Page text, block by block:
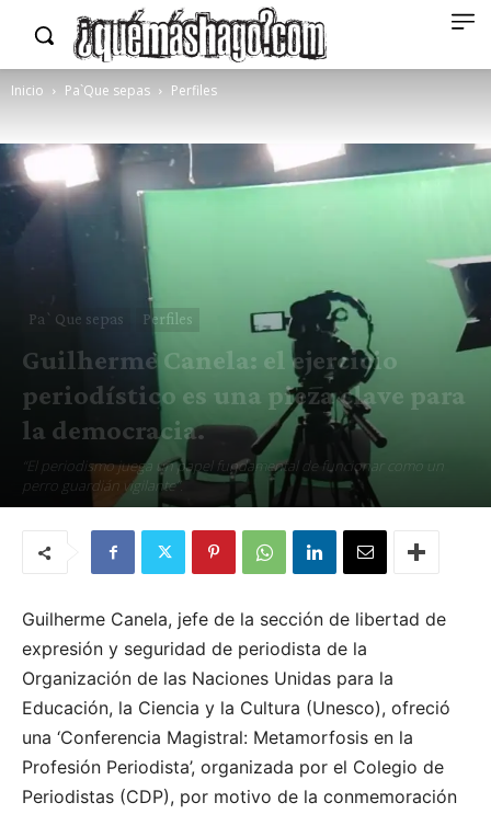
Inicio Pa`Que sepas Perfiles
Pa`Que sepas Perfiles
Guilherme Canela: el ejercicio
periodístico es una pieza clave para
la democracia.
“El periodismo juega un papel fundamental de funcionar como un
perro guardián vigilante”.
Guilherme Canela, jefe de la sección de libertad de
expresión y seguridad de periodista de la
Organización de las Naciones Unidas para la
Educación, la Ciencia y la Cultura (Unesco), ofreció
una ‘Conferencia Magistral: Metamorfosis en la
Profesión Periodista’, organizada por el Colegio de
Periodistas (CDP), por motivo de la conmemoración